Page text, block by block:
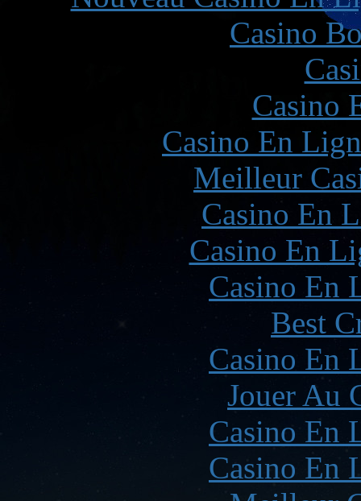
Casino
Casino
Casino En
Meilleur
Casino En
Casino En
Casino En
Best
Casino En
Jouer Au
Casino En
Casino En